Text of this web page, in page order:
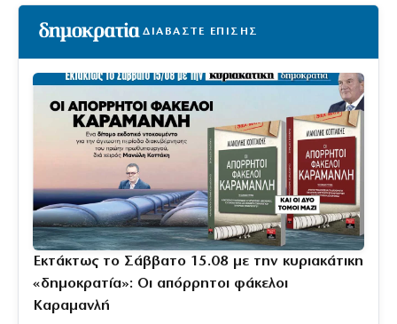
ΔΙΑΒΑΣΤΕ ΕΠΙΣΗΣ
Εκτάκτως το Σάββατο 15.08 με την κυριακάτικη
«δημοκρατία»: Οι απόρρητοι φάκελοι
Καραμανλή